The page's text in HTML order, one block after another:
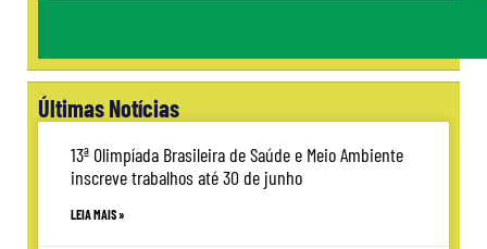
Últimas Notícias
13ª Olimpíada Brasileira de Saúde e Meio Ambiente
inscreve trabalhos até 30 de junho
LEIA MAIS »